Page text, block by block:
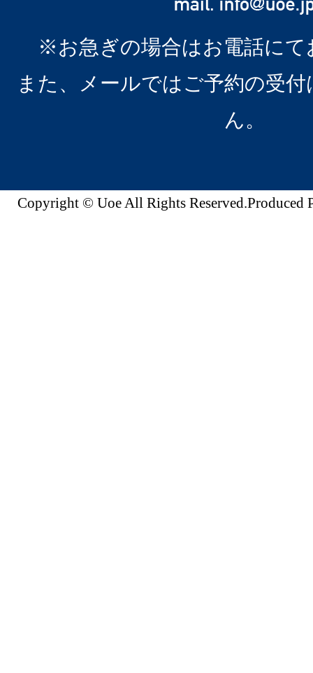
※お急ぎの場合はお電話にて
また、メールではご予約の受
ん。
Copyright © Uoe All Rights Reserved.Produced